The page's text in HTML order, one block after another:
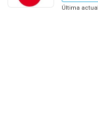
Última